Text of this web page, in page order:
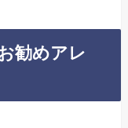
勧めアレ